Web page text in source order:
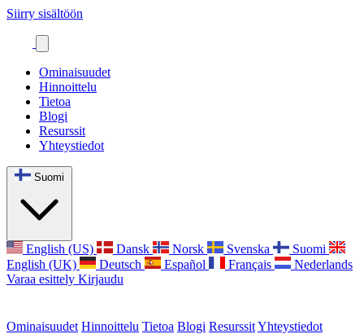
Siirry sisältöön
Ominaisuudet
Hinnoittelu
Tietoa
Blogi
Resurssit
Yhteystiedot
Suomi
English (US) Dansk Norsk Svenska
Suomi
English (UK)
Deutsch Español Français
Nederlands
Varaa esittely Kirjaudu
Ominaisuudet Hinnoittelu Tietoa Blogi ResurssitYhteystiedot